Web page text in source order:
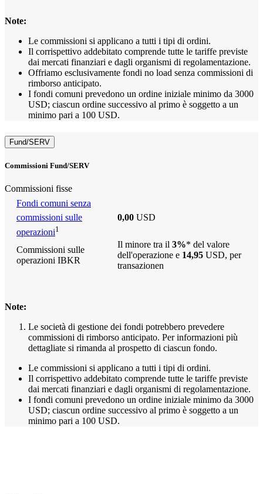
Note:
Le commissioni si applicano a tutti i tipi di ordini.
Il corrispettivo addebitato comprende tutte le tariffe previste
dai mercati finanziari e dagli organismi di regolamentazione.
Offriamo esclusivamente fondi no load senza commissioni di
rimborso anticipato.
I fondi comuni prevedono un ordine iniziale minimo da 3000
USD; ciascun ordine successivo al primo è soggetto a un
minimo pari a 100 USD.
Fund/SERV
Commissioni Fund/SERV
Commissioni fisse
Fondi comuni senza
commissioni sulle
operazioni1
0,00 USD
Commissioni sulle
operazioni IBKR
Il minore tra il 3%* del valore
dell'operazione e 14,95 USD, per
transazionen
Note:
Le società di gestione dei fondi potrebbero prevedere
commissioni di rimborso anticipato. Per informazioni più
dettagliate si rimanda al prospetto di ciascun fondo.
Le commissioni si applicano a tutti i tipi di ordini.
Il corrispettivo addebitato comprende tutte le tariffe previste
dai mercati finanziari e dagli organismi di regolamentazione.
I fondi comuni prevedono un ordine iniziale minimo da 3000
USD; ciascun ordine successivo al primo è soggetto a un
minimo pari a 100 USD.